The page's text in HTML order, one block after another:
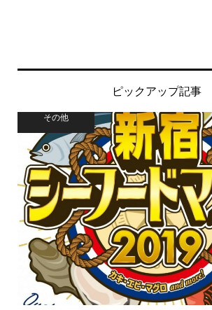
ピックアップ記事
その他